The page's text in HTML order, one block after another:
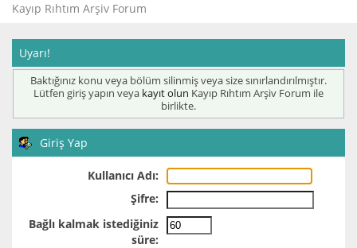
Kayıp Rıhtım Arşiv Forum
Uyarı!
Baktığınız konu veya bölüm silinmiş veya size sınırlandırılmıştır.
Lütfen giriş yapın veya kayıt olun Kayıp Rıhtım Arşiv Forum ile
birlikte.
Giriş Yap
Kullanıcı Adı:
Şifre:
Bağlı kalmak istediğiniz
süre: